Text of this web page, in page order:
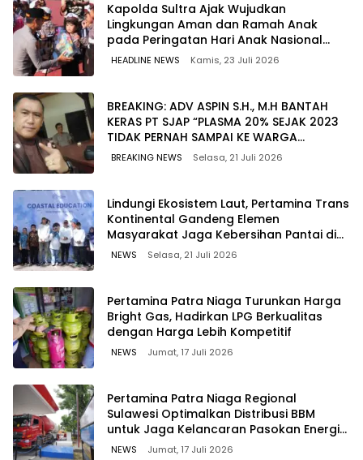
Kapolda Sultra Ajak Wujudkan
Lingkungan Aman dan Ramah Anak
pada Peringatan Hari Anak Nasional
2026
HEADLINE NEWS Kamis, 23 Juli 2026
BREAKING: ADV ASPIN S.H., M.H BANTAH
KERAS PT SJAP “PLASMA 20% SEJAK 2023
TIDAK PERNAH SAMPAI KE WARGA
WAWOONE!
BREAKING NEWS Selasa, 21 Juli 2026
Lindungi Ekosistem Laut, Pertamina Trans
Kontinental Gandeng Elemen
Masyarakat Jaga Kebersihan Pantai di
Bitung, Sulawesi
NEWS Selasa, 21 Juli 2026
Pertamina Patra Niaga Turunkan Harga
Bright Gas, Hadirkan LPG Berkualitas
dengan Harga Lebih Kompetitif
NEWS Jumat, 17 Juli 2026
Pertamina Patra Niaga Regional
Sulawesi Optimalkan Distribusi BBM
untuk Jaga Kelancaran Pasokan Energi
di Seluruh Wilayah Sulawesi
NEWS Jumat, 17 Juli 2026